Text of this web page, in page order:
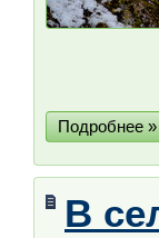
Подробнее »
В